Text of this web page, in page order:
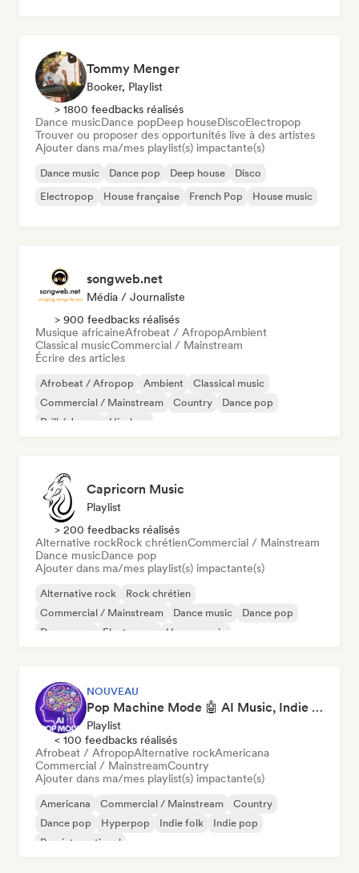
Tommy Menger
Booker, Playlist
> 1800 feedbacks réalisés
Dance musicDance popDeep houseDiscoElectropop
Trouver ou proposer des opportunités live à des artistes
Ajouter dans ma/mes playlist(s) impactante(s)
Dance music Dance pop Deep house
Disco
Electropop
House française French Pop House music
songweb.net
Média / Journaliste
> 900 feedbacks réalisés
Musique africaineAfrobeat / AfropopAmbient
Classical musicCommercial / Mainstream
Écrire des articles
Afrobeat / Afropop Ambient
Classical music
Commercial / Mainstream
Country
Dance pop
Drill / Jersey
Hip-hop
Capricorn Music
Playlist
> 200 feedbacks réalisés
Alternative rockRock chrétienCommercial / Mainstream
Dance musicDance pop
Ajouter dans ma/mes playlist(s) impactante(s)
Alternative rock
Rock chrétien
Commercial / Mainstream
Dance music
Dance pop
Dream pop
Electropop House music
NOUVEAU
Pop Machine Mode 🤖 AI Music, Indie Pop & Dream Pop
Playlist
< 100 feedbacks réalisés
Afrobeat / AfropopAlternative rockAmericana
Commercial / MainstreamCountry
Ajouter dans ma/mes playlist(s) impactante(s)
Americana Commercial / Mainstream
Country
Dance pop
Hyperpop Indie folk
Indie pop
Pop international